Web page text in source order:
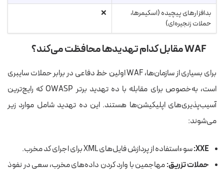
بدافزارهای پیچیده (اسکیمرها،
حملات زنجیره‌ای)
❌
WAF مقابل کدام تهدیدها محافظت می‌کند؟
برای بسیاری از سازمان‌ها، WAF اولین خط دفاعی در برابر حملات سایبری
است، به‌خصوص برای مقابله با ده تهدید برتر OWASP که رایج‌ترین
آسیب‌پذیری‌های اپلیکیشن‌ها هستند. این ده تهدید شامل موارد زیر
می‌شوند:
XXE: سوءاستفاده از پردازش فایل‌های XML برای اجرای کد مخرب.
حملات تزریق:مهاجمین با وارد کردن داده‌های مخرب، سعی در نفوذ